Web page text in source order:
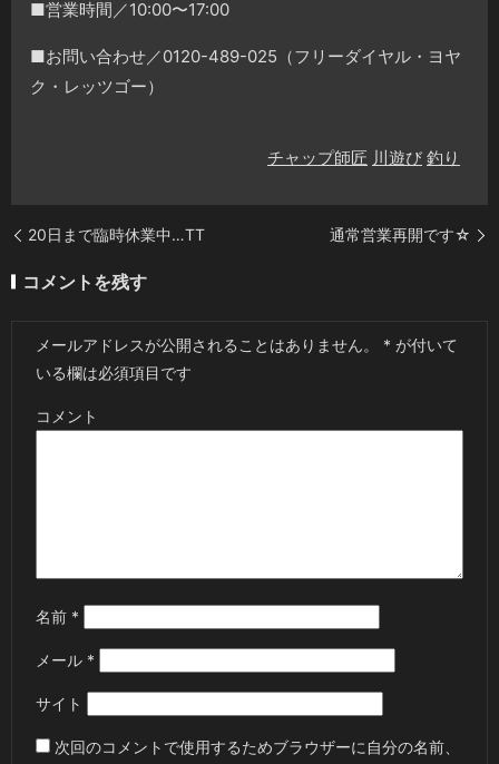
■営業時間／10:00〜17:00
■お問い合わせ／0120-489-025（フリーダイヤル・ヨヤ
ク・レッツゴー）
チャップ師匠 川遊び 釣り
20日まで臨時休業中…TT 通常営業再開です☆
コメントを残す
メールアドレスが公開されることはありません。 * が付いて
いる欄は必須項目です
コメント
名前 *
メール *
サイト
次回のコメントで使用するためブラウザーに自分の名前、